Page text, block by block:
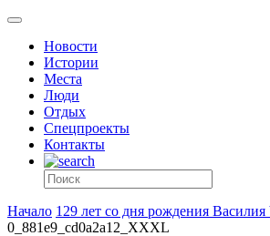
Новости
Истории
Места
Люди
Отдых
Спецпроекты
Контакты
Начало 129 лет со дня рождения Василия
0_881e9_cd0a2a12_XXXL